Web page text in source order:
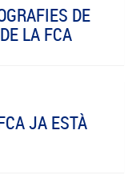
DE
LA FCA
JA ESTÀ